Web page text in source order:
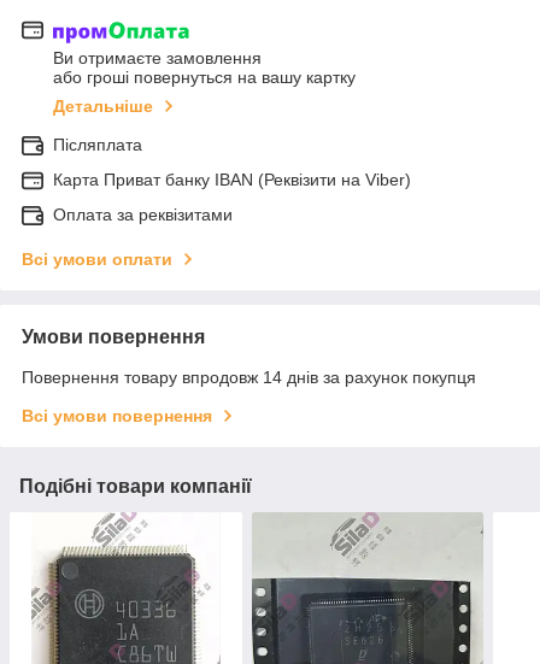
Ви отримаєте замовлення
або гроші повернуться на вашу картку
Детальніше
Післяплата
Карта Приват банку IBAN (Реквізити на Viber)
Оплата за реквізитами
Всі умови оплати
Умови повернення
Повернення товару впродовж 14 днів за рахунок покупця
Всі умови повернення
Подібні товари компанії